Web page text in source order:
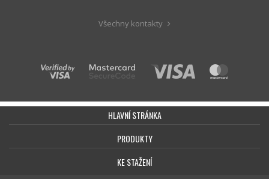
Všechny kontakty
HLAVNÍ STRÁNKA
PRODUKTY
KE STAŽENÍ